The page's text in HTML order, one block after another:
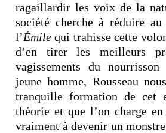
ragaillardir les voix de la
société cherche à réduire
l’Émile qui trahisse cette
d’en tirer les meilleurs
vagissements du
jeune homme, Rousseau
tranquille formation de cet
théorie et que l’on charge
vraiment à devenir un